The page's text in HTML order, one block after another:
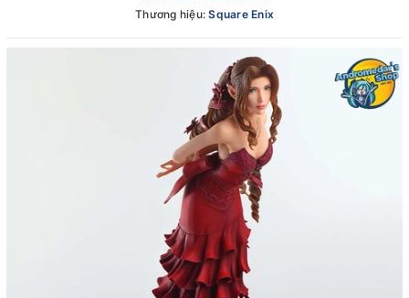
Thương hiệu:Square Enix